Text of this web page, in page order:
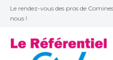
Le rendez-vous des pros de
nous !